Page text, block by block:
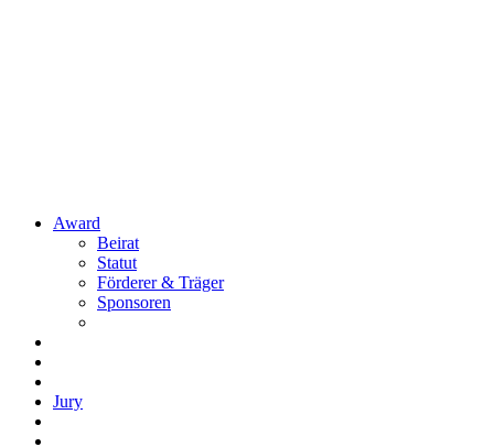
Award
Beirat
Statut
Förderer & Träger
Sponsoren
Jury